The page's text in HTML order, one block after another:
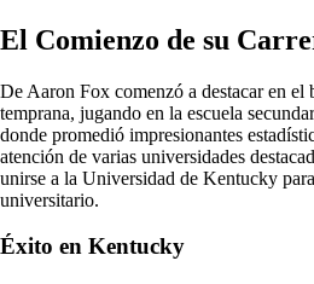
El Comienzo de su
De Aaron Fox comenzó a destacar en el
temprana, jugando en la escuela
donde promedió impresionantes
atención de varias universidades
unirse a la Universidad de Kentucky
universitario.
Éxito en Kentucky